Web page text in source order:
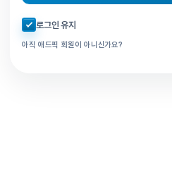
자동로그인 체크
로그인 유지
아직 애드픽 회원이 아니신가요?